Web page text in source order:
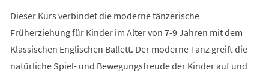
Dieser Kurs verbindet die moderne tänzerische
Früherziehung für Kinder im Alter von 7-9 Jahren mit dem
Klassischen Englischen Ballett. Der moderne Tanz greift die
natürliche Spiel- und Bewegungsfreude der Kinder auf und